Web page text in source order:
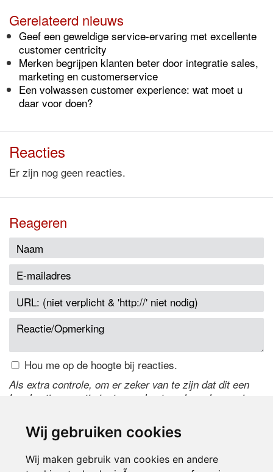
Wij gebruiken cookies
Wij maken gebruik van cookies en andere
Gerelateerd nieuws
Geef een geweldige service-ervaring met excellente
customer centricity
Merken begrijpen klanten beter door integratie sales,
marketing en customerservice
Een volwassen customer experience: wat moet u
daar voor doen?
Reacties
Er zijn nog geen reacties.
Reageren
Hou me op de hoogte bij reacties.
Als extra controle, om er zeker van te zijn dat dit een
handmatige reactie is, typ onderstaande code over in
de code te wijzigen.